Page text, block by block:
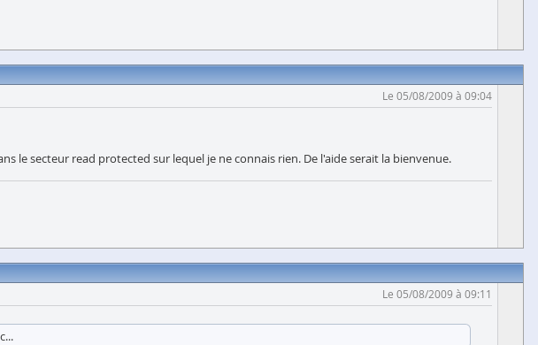
Le 05/08/2009 à 09:04
le secteur read protected sur lequel je ne connais rien. De l'aide serait la bienvenue.
Le 05/08/2009 à 09:11